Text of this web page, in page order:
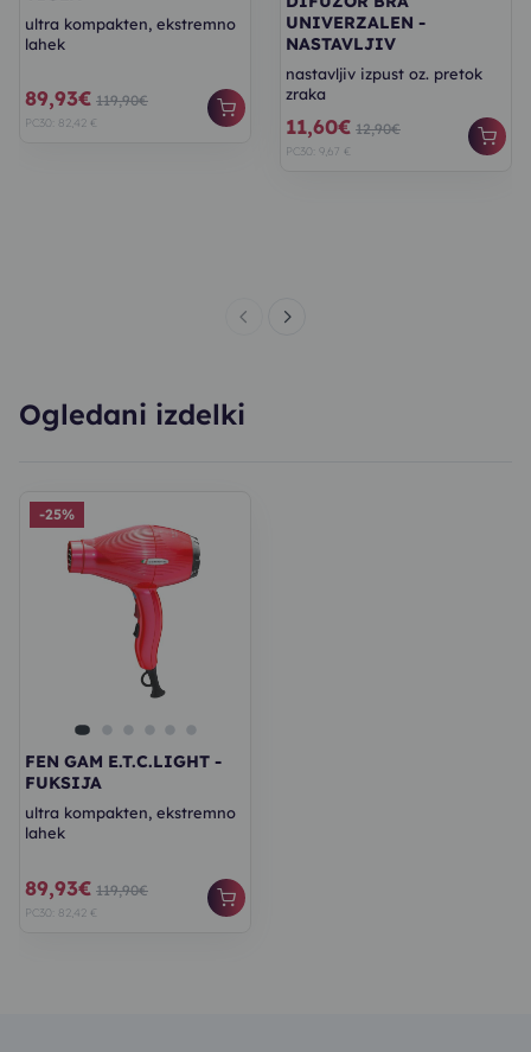
ultra kompakten, ekstremno
lahek
89,93€ 119,90€
PC30: 82,42 €
UNIVERZALEN -
NASTAVLJIV
nastavljiv izpust oz. pretok
zraka
11,60€ 12,90€
PC30: 9,67 €
Ogledani izdelki
-25%
FEN GAM E.T.C.LIGHT -
FUKSIJA
ultra kompakten, ekstremno
lahek
89,93€ 119,90€
PC30: 82,42 €